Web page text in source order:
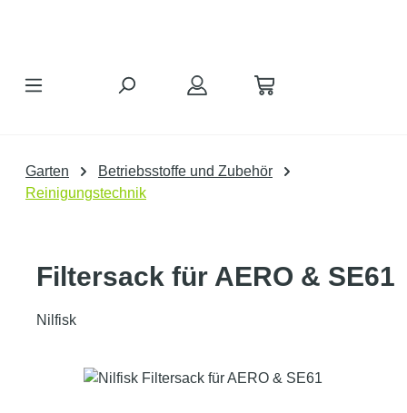
Garten
Betriebsstoffe und Zubehör
Reinigungstechnik
Filtersack für AERO & SE61
Nilfisk